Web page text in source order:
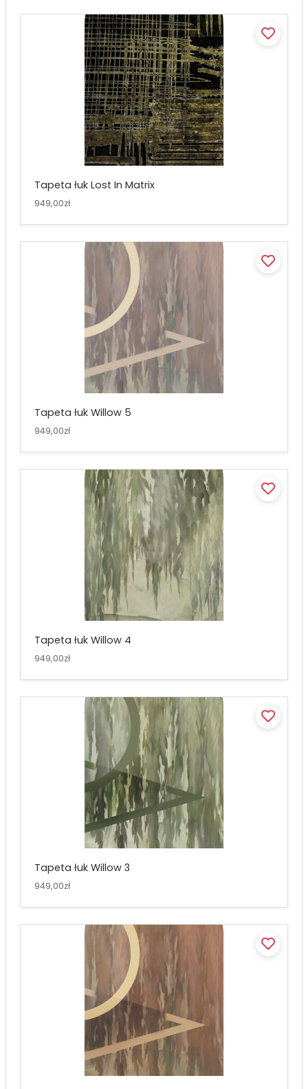
Tapeta łuk Lost In Matrix
949,00zł
Tapeta łuk Willow 5
949,00zł
Tapeta łuk Willow 4
949,00zł
Tapeta łuk Willow 3
949,00zł